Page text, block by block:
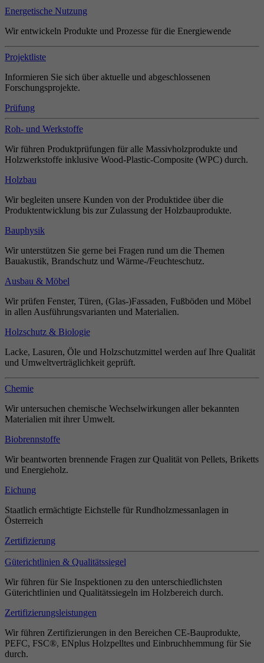
Energetische Nutzung
Wir entwickeln Produkte und Prozesse für die Energiewende
Projektliste
Informieren Sie sich über aktuelle und abgeschlossenen
Forschungsprojekte.
Prüfung
Roh- und Werkstoffe
Wir führen Produktprüfungen für alle Massivholzprodukte und
Holzwerkstoffe inklusive Wood-Plastic-Composite (WPC) durch.
Holzbau
Wir begleiten unsere Kunden von der Produktidee über die
Produktentwicklung bis zur Zulassung der Holzbauprodukte.
Bauphysik
Wir unterstützen Sie gerne bei Fragen rund um die Themen
Bauakustik, Brandschutz und Wärme-/Feuchteschutz.
Ausbau & Möbel
Wir prüfen Fenster, Türen, (Glas-)Fassaden, Fußböden und Möbel
in allen Ausführungsvarianten und Materialien.
Holzschutz & Biologie
Lacke, Lasuren, Öle und Holzschutzmittel werden auf Ihre Qualität
und Umweltverträglichkeit geprüft.
Chemie
Wir untersuchen chemische Wechselwirkungen aller bekannten
Materialien mit ihrer Umwelt.
Biobrennstoffe
Wir beantworten brennende Fragen zur Qualität von Pellets, Briketts
und Energieholz.
Eichung
Staatlich ermächtigte Eichstelle für Rundholzmessanlagen in
Österreich
Zertifizierung
Güterichtlinien & Qualitätssiegel
Wir führen für Sie Inspektionen zu den unterschiedlichsten
Güterichtlinien und Qualitätssiegeln im Holzbereich durch.
Zertifizierungsleistungen
Wir führen Zertifizierungen in den Bereichen CE-Bauprodukte,
PEFC, FSC®, ENplus Holzpelltes und Einbruchhemmung für Sie
durch.